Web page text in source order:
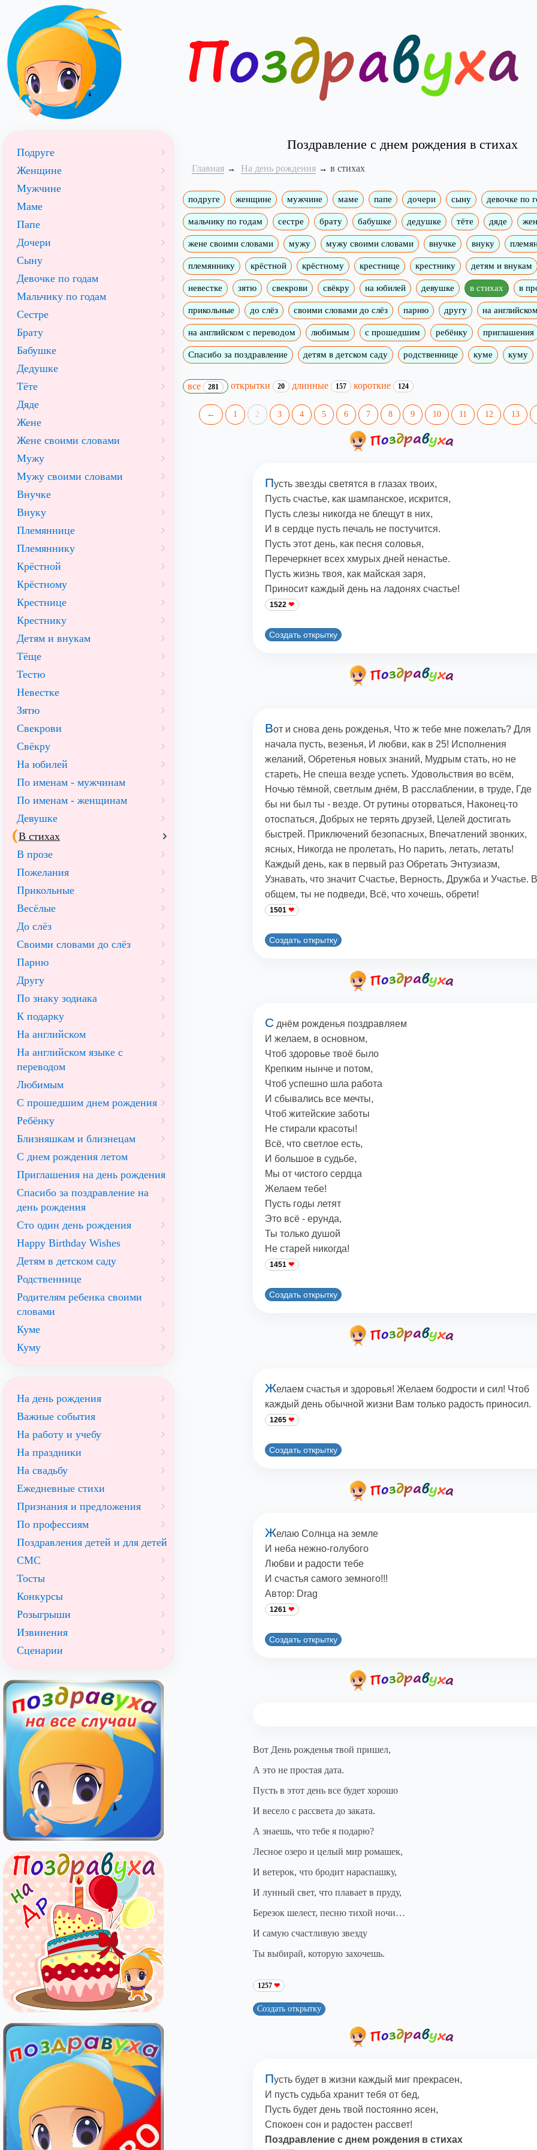
Поздравление с днем рождения в стихах
Главная На день рождения в стихах
подруге женщине мужчине маме папе дочери сыну девочке по
мальчику по годам сестре брату бабушке дедушке тёте дяде
жене своими словами мужу мужу своими словами внучке внуку
племяннику крёстной крёстному крестнице крестнику детям и внукам
невестке зятю свекрови свёкру на юбилей девушке в стихах в
прикольные до слёз своими словами до слёз парню другу на
на английском с переводом любимым с прошедшим ребёнку приглашения
Спасибо за поздравление детям в детском саду родственнице куме куму
все 281 открытки 20 длинные 157 короткие 124
← 1 2 3 4 5 6 7 8 9 10 11 12 13
Пусть звезды светятся в глазах твоих,
Пусть счастье, как шампанское, искрится,
Пусть слезы никогда не блещут в них,
И в сердце пусть печаль не постучится.
Пусть этот день, как песня соловья,
Перечеркнет всех хмурых дней ненастье.
Пусть жизнь твоя, как майская заря,
Приносит каждый день на ладонях счастье!
1522
Создать открытку
Вот и снова день рожденья, Что ж тебе мне пожелать? Для
начала пусть, везенья, И любви, как в 25! Исполнения
желаний, Обретенья новых знаний, Мудрым стать, но не
стареть, Не спеша везде успеть. Удовольствия во всём,
Ночью тёмной, светлым днём, В расслаблении, в труде, Где
бы ни был ты - везде. От рутины оторваться, Наконец-то
отоспаться, Добрых не терять друзей, Целей достигать
быстрей. Приключений безопасных, Впечатлений звонких,
ясных, Никогда не пролетать, Но парить, летать, летать!
Каждый день, как в первый раз Обретать Энтузиазм,
Узнавать, что значит Счастье, Верность, Дружба и Участье. В
общем, ты не подведи, Всё, что хочешь, обрети!
1501
Создать открытку
Сднём рожденья поздравляем
И желаем, в основном,
Чтоб здоровье твоё было
Крепким нынче и потом,
Чтоб успешно шла работа
И сбывались все мечты,
Чтоб житейские заботы
Hе стирали красоты!
Всё, что светлое есть,
И большое в судьбе,
Мы от чистого сердца
Желаем тебе!
Пусть годы летят
Это всё - ерунда,
Ты только душой
Hе старей никогда!
1451
Создать открытку
Желаем счастья и здоровья! Желаем бодрости и сил! Чтоб
каждый день обычной жизни Вам только радость приносил.
1265
Создать открытку
Желаю Солнца на земле
И неба нежно-голубого
Любви и радости тебе
И счастья самого земного!!!
Автор: Drag
1261
Создать открытку
Вот День рожденья твой пришел,
А это не простая дата.
Пусть в этот день все будет хорошо
И весело с рассвета до заката.
А знаешь, что тебе я подарю?
Лесное озеро и целый мир ромашек,
И ветерок, что бродит нараспашку,
И лунный свет, что плавает в пруду,
Березок шелест, песню тихой ночи…
И самую счастливую звезду
Ты выбирай, которую захочешь.
1257
Создать открытку
Пусть будет в жизни каждый миг прекрасен,
И пусть судьба хранит тебя от бед,
Пусть будет день твой постоянно ясен,
Спокоен сон и радостен рассвет!
Поздравление с днем рождения в стихах
Подруге
Женщине
Мужчине
Маме
Папе
Дочери
Сыну
Девочке по годам
Мальчику по годам
Сестре
Брату
Бабушке
Дедушке
Тёте
Дяде
Жене
Жене своими словами
Мужу
Мужу своими словами
Внучке
Внуку
Племяннице
Племяннику
Крёстной
Крёстному
Крестнице
Крестнику
Детям и внукам
Тёще
Тестю
Невестке
Зятю
Свекрови
Свёкру
На юбилей
По именам - мужчинам
По именам - женщинам
Девушке
В стихах
В прозе
Пожелания
Прикольные
Весёлые
До слёз
Своими словами до слёз
Парню
Другу
По знаку зодиака
К подарку
На английском
На английском языке с
переводом
Любимым
С прошедшим днем рождения
Ребёнку
Близняшкам и близнецам
С днем рождения летом
Приглашения на день рождения
Спасибо за поздравление на
день рождения
Сто один день рождения
Happy Birthday Wishes
Детям в детском саду
Родственнице
Родителям ребенка своими
словами
Куме
Куму
На день рождения
Важные события
На работу и учебу
На праздники
На свадьбу
Ежедневные стихи
Признания и предложения
По профессиям
Поздравления детей и для детей
СМС
Тосты
Конкурсы
Розыгрыши
Извинения
Сценарии